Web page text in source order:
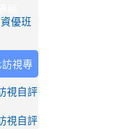
優班
專區
視自評
視自評